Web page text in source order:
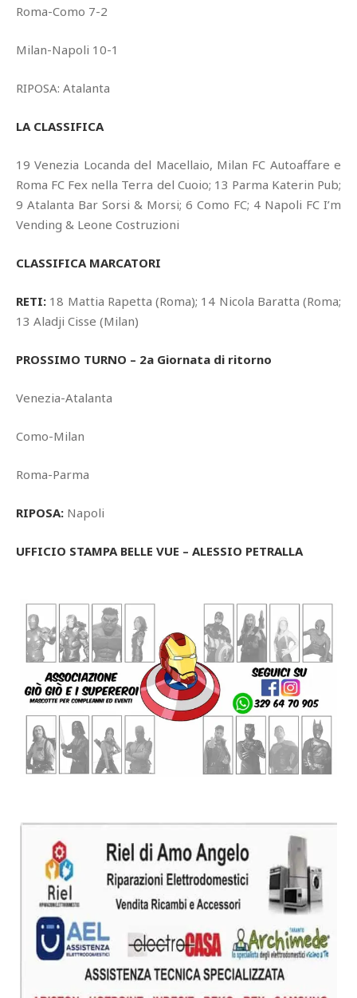
Roma-Como 7-2
Milan-Napoli 10-1
RIPOSA: Atalanta
LA CLASSIFICA
19 Venezia Locanda del Macellaio, Milan FC Autoaffare e
Roma FC Fex nella Terra del Cuoio; 13 Parma Katerin Pub;
9 Atalanta Bar Sorsi & Morsi; 6 Como FC; 4 Napoli FC I’m
Vending & Leone Costruzioni
CLASSIFICA MARCATORI
RETI: 18 Mattia Rapetta (Roma); 14 Nicola Baratta (Roma;
13 Aladji Cisse (Milan)
PROSSIMO TURNO – 2a Giornata di ritorno
Venezia-Atalanta
Como-Milan
Roma-Parma
RIPOSA: Napoli
UFFICIO STAMPA BELLE VUE – ALESSIO PETRALLA